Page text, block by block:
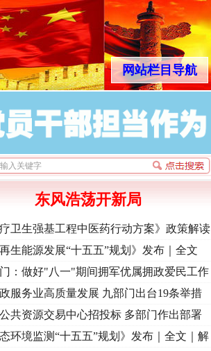
网站栏目导航
东风浩荡开新局
疗卫生强基工程中医药行动方案》政策解读
再生能源发展“十五五”规划》发布｜全文
：做好"八一"期间拥军优属拥政爱民工作
服务业高质量发展 九部门出台19条举措
共资源交易中心招投标 多部门作出部署
态环境监测“十五五”规划》发布｜全文｜解